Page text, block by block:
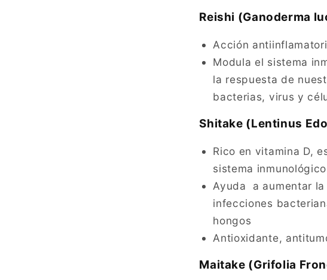
Reishi (Ganoderma
Acción
Modula el sistema
la respuesta de
bacterias, virus y
Shitake (Lentinus
Rico en vitamina D,
sistema inmunológico
Ayuda a aumentar
infecciones
hongos
Antioxidante,
Maitake (Grifolia